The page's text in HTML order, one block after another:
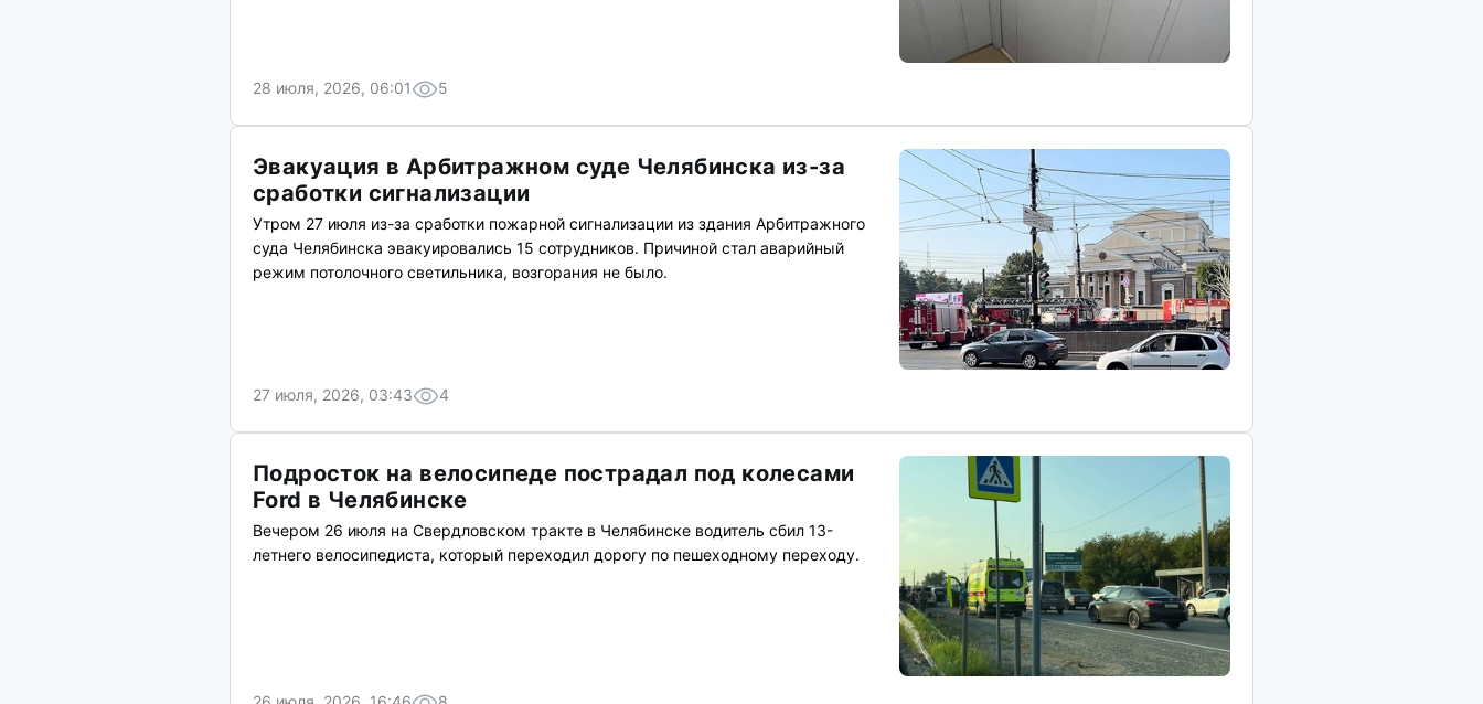
28 июля, 2026, 06:01 5
Эвакуация в Арбитражном суде Челябинска из-за
сработки сигнализации
Утром 27 июля из-за сработки пожарной сигнализации из здания Арбитражного
суда Челябинска эвакуировались 15 сотрудников. Причиной стал аварийный
режим потолочного светильника, возгорания не было.
27 июля, 2026, 03:43 4
Подросток на велосипеде пострадал под колесами
Ford в Челябинске
Вечером 26 июля на Свердловском тракте в Челябинске водитель сбил 13-
летнего велосипедиста, который переходил дорогу по пешеходному переходу.